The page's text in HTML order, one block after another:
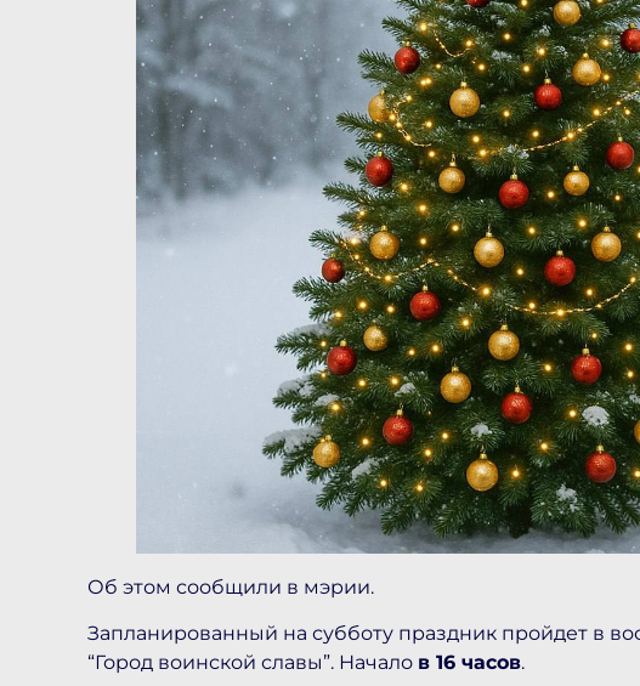
Об этом сообщили в мэрии.
Запланированный на субботу праздник пройдет в
“Город воинской славы”. Начало в 16 часов.